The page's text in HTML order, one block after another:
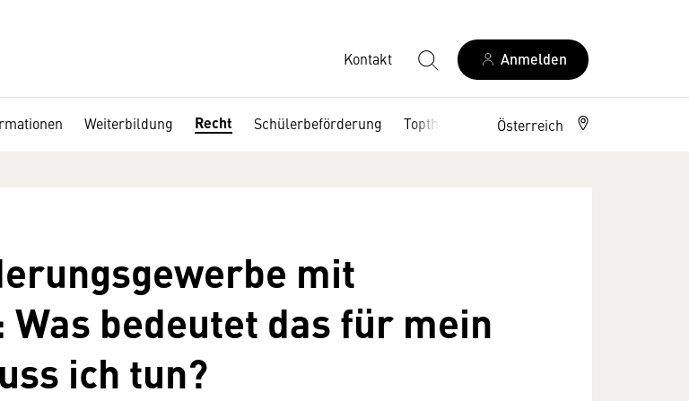
Kontakt Anmelden
Weiterbildung Recht Schülerbeförderung Topthemen Service
Österreich
mit
bedeutet das für mein
ich tun?